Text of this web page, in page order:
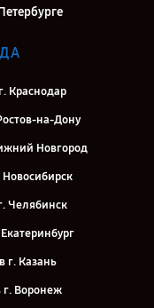
Краснодар
на-Дону
Новгород
Челябинск
г. Казань
г. Воронеж